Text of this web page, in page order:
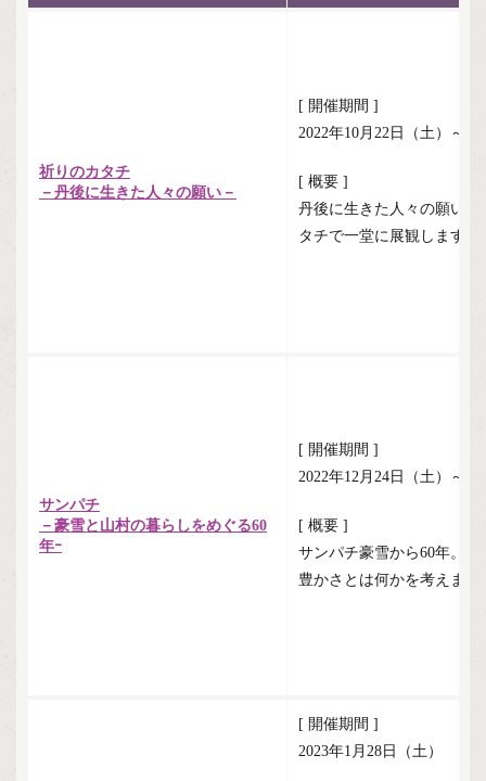
祈りのカタチ
－丹後に生きた人々の願い－
[ 開催期間 ]
2022年10月22日（土）～
[ 概要 ]
丹後に生きた人々の願い
タチで一堂に展観します。
サンパチ
－豪雪と山村の暮らしをめぐる60
年ｰ
[ 開催期間 ]
2022年12月24日（土）～
[ 概要 ]
サンパチ豪雪から60年。
豊かさとは何かを考えます
[ 開催期間 ]
2023年1月28日（土）